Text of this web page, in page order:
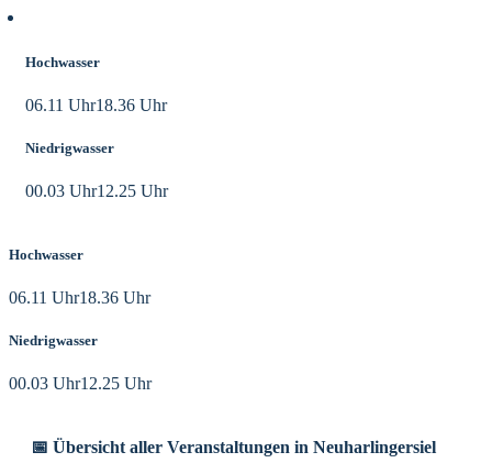
Hochwasser
06.11 Uhr18.36 Uhr
Niedrigwasser
00.03 Uhr12.25 Uhr
Hochwasser
06.11 Uhr18.36 Uhr
Niedrigwasser
00.03 Uhr12.25 Uhr
📅 Übersicht aller Veranstaltungen in Neuharlingersiel